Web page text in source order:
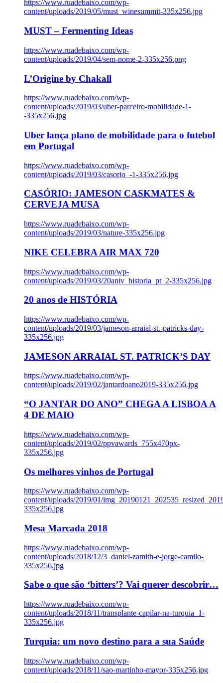
https://www.ruadebaixo.com/wp-
content/uploads/2019/05/must_winesummit-335x256.jpg
MUST – Fermenting Ideas
https://www.ruadebaixo.com/wp-
content/uploads/2019/04/sem-nome-2-335x256.png
L’Origine by Chakall
https://www.ruadebaixo.com/wp-
content/uploads/2019/03/uber-parceiro-mobilidade-1-
-335x256.jpg
Uber lança plano de mobilidade para o futebol
em Portugal
https://www.ruadebaixo.com/wp-
content/uploads/2019/03/casorio_-1-335x256.jpg
CASÓRIO: JAMESON CASKMATES &
CERVEJA MUSA
https://www.ruadebaixo.com/wp-
content/uploads/2019/03/nature-335x256.jpg
NIKE CELEBRA AIR MAX 720
https://www.ruadebaixo.com/wp-
content/uploads/2019/03/20aniv_historia_pt_2-335x256.jpg
20 anos de HISTÓRIA
https://www.ruadebaixo.com/wp-
content/uploads/2019/03/jameson-arraial-st.-patricks-day-
335x256.jpg
JAMESON ARRAIAL ST. PATRICK’S DAY
https://www.ruadebaixo.com/wp-
content/uploads/2019/02/jantardoano2019-335x256.jpg
“O JANTAR DO ANO” CHEGA A LISBOA A
4 DE MAIO
https://www.ruadebaixo.com/wp-
content/uploads/2019/02/ppvawards_755x470px-
335x256.jpg
Os melhores vinhos de Portugal
https://www.ruadebaixo.com/wp-
content/uploads/2019/01/
335x256.jpg
Mesa Marcada 2018
https://www.ruadebaixo.com/wp-
content/uploads/2018/12/3_daniel-zamith-e-jorge-camilo-
335x256.jpg
Sabe o que são ‘bitters’? Vai querer descobrir…
https://www.ruadebaixo.com/wp-
content/uploads/2018/11/transplante-capilar-na-turquia_1-
335x256.jpg
Turquia: um novo destino para a sua Saúde
https://www.ruadebaixo.com/wp-
content/uploads/2018/11/sao-martinho-mayor-335x256.jpg